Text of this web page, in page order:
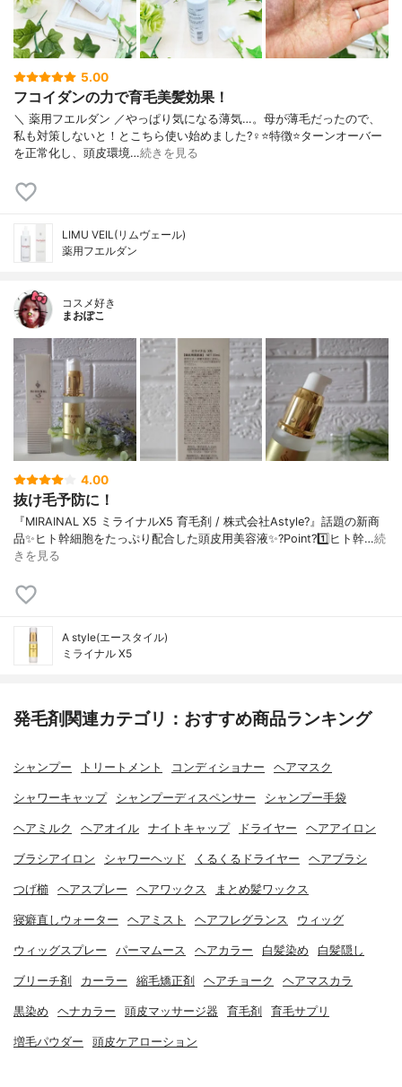
5.00
フコイダンの力で育毛美髪効果！
＼ 薬用フエルダン ／やっぱり気になる薄気…。母が薄毛だったので、
私も対策しないと！とこちら使い始めました?‍♀️⭐️特徴⭐️ターンオーバー
を正常化し、頭皮環境…続きを見る
LIMU VEIL(リムヴェール)
薬用フエルダン
コスメ好き
まおぽこ
4.00
抜け毛予防に！
『MIRAINAL X5 ミライナルX5 育毛剤 / 株式会社Astyle?』話題の新商
品✨ヒト幹細胞をたっぷり配合した頭皮用美容液✨?Point?1️⃣ヒト幹…続
きを見る
A style(エースタイル)
ミライナル X5
発毛剤関連カテゴリ：おすすめ商品ランキング
シャンプー トリートメント コンディショナー ヘアマスク
シャワーキャップ シャンプーディスペンサー シャンプー手袋
ヘアミルク ヘアオイル ナイトキャップ ドライヤー ヘアアイロン
ブラシアイロン シャワーヘッド くるくるドライヤー ヘアブラシ
つげ櫛 ヘアスプレー ヘアワックス まとめ髪ワックス
寝癖直しウォーター ヘアミスト ヘアフレグランス ウィッグ
ウィッグスプレー パーマムース ヘアカラー 白髪染め 白髪隠し
ブリーチ剤 カーラー 縮毛矯正剤 ヘアチョーク ヘアマスカラ
黒染め ヘナカラー 頭皮マッサージ器 育毛剤 育毛サプリ
増毛パウダー 頭皮ケアローション